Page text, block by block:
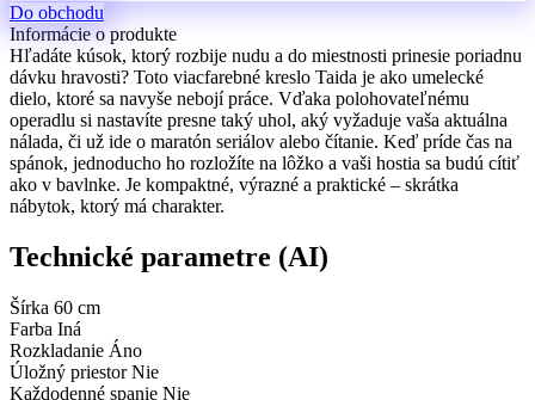
Do obchodu
Informácie o produkte
Hľadáte kúsok, ktorý rozbije nudu a do miestnosti prinesie poriadnu
dávku hravosti? Toto viacfarebné kreslo Taida je ako umelecké
dielo, ktoré sa navyše nebojí práce. Vďaka polohovateľnému
operadlu si nastavíte presne taký uhol, aký vyžaduje vaša aktuálna
nálada, či už ide o maratón seriálov alebo čítanie. Keď príde čas na
spánok, jednoducho ho rozložíte na lôžko a vaši hostia sa budú cítiť
ako v bavlnke. Je kompaktné, výrazné a praktické – skrátka
nábytok, ktorý má charakter.
Technické parametre (AI)
Šírka 60 cm
Farba Iná
Rozkladanie Áno
Úložný priestor Nie
Každodenné spanie Nie